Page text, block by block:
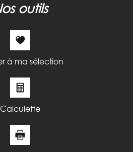
nos outils
à ma sélection
Calculette